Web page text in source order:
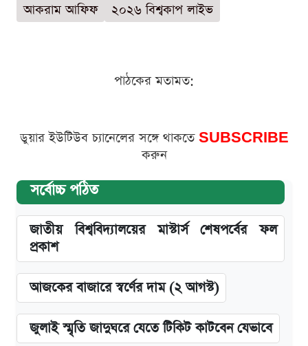
আকরাম আফিফ
২০২৬ বিশ্বকাপ লাইভ
পাঠকের মতামত:
ডুয়ার ইউটিউব চ্যানেলের সঙ্গে থাকতে SUBSCRIBE
করুন
সর্বোচ্চ পঠিত
জাতীয় বিশ্ববিদ্যালয়ের মাস্টার্স শেষপর্বের ফল
প্রকাশ
আজকের বাজারে স্বর্ণের দাম (২ আগস্ট)
জুলাই স্মৃতি জাদুঘরে যেতে টিকিট কাটবেন যেভাবে